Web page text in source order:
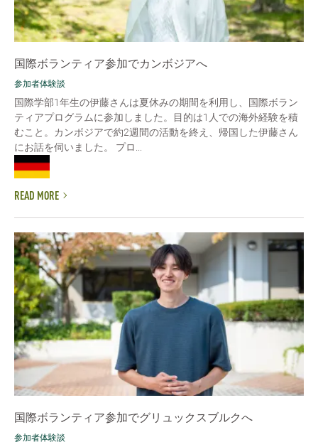
国際ボランティア参加でカンボジアへ
参加者体験談
国際学部1年生の伊藤さんは夏休みの期間を利用し、国際ボラン
ティアプログラムに参加しました。目的は1人での海外経験を積
むこと。カンボジアで約2週間の活動を終え、帰国した伊藤さん
にお話を伺いました。 プロ...
READ MORE
国際ボランティア参加でグリュックスブルクへ
参加者体験談